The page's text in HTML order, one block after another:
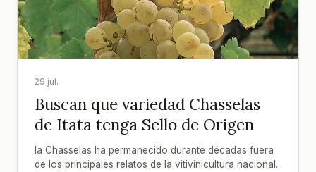
29 jul.
Buscan que variedad Chasselas
de Itata tenga Sello de Origen
la Chasselas ha permanecido durante décadas fuera
de los principales relatos de la vitivinicultura nacional.